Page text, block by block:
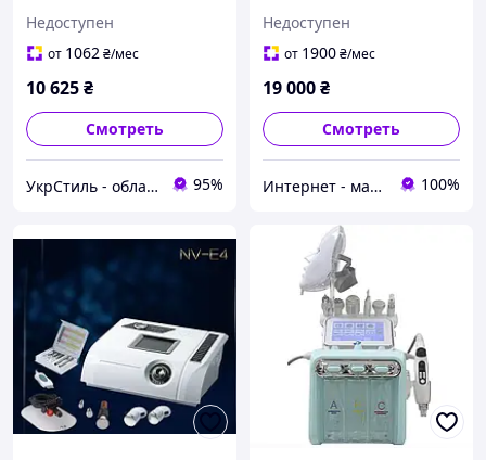
Недоступен
от 1062₴/мес
10 625₴
Смотреть
УкрСтиль - обладнання для салонів краси 95%
лифтингом и LED маской
Недоступен
от 1900₴/мес
19 000₴
Смотреть
Интернет - магазин "SUPER LADY" Косметологические аппараты и средства омоложения 100%